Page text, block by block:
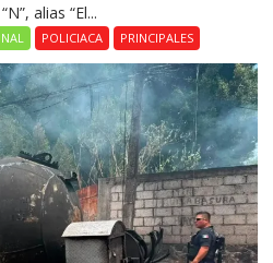
alias “El...
POLICIACA PRINCIPALES